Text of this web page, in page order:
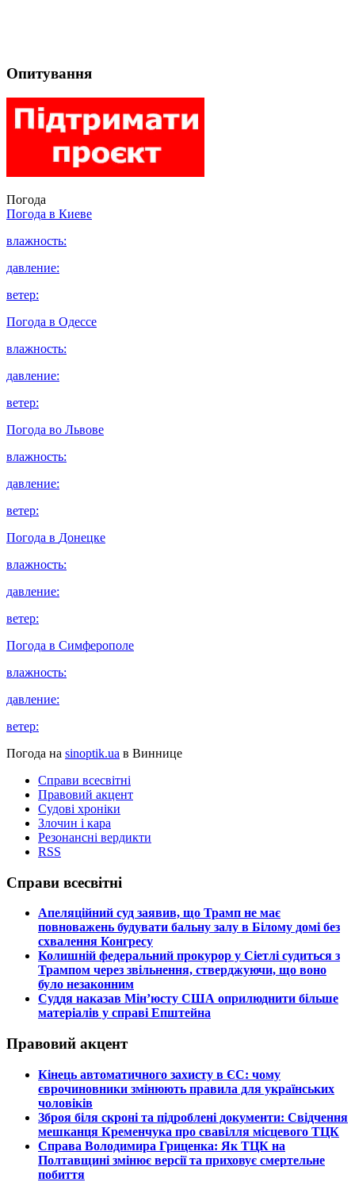
Опитування
Погода
Погода в Киеве
влажность:
давление:
ветер:
Погода в Одессе
влажность:
давление:
ветер:
Погода во Львове
влажность:
давление:
ветер:
Погода в Донецке
влажность:
давление:
ветер:
Погода в Симферополе
влажность:
давление:
ветер:
Погода на sinoptik.ua в Виннице
Справи всесвітні
Правовий акцент
Судові хроніки
Злочин і кара
Резонансні вердикти
RSS
Справи всесвітні
​Апеляційний суд заявив, що Трамп не має
повноважень будувати бальну залу в Білому домі без
схвалення Конгресу
​Колишній федеральний прокурор у Сіетлі судиться з
Трампом через звільнення, стверджуючи, що воно
було незаконним
​Суддя наказав Мін’юсту США оприлюднити більше
матеріалів у справі Епштейна
Правовий акцент
​Кінець автоматичного захисту в ЄС: чому
єврочиновники змінюють правила для українських
чоловіків
​Зброя біля скроні та підроблені документи: Свідчення
мешканця Кременчука про свавілля місцевого ТЦК
​Справа Володимира Гриценка: Як ТЦК на
Полтавщині змінює версії та приховує смертельне
побиття